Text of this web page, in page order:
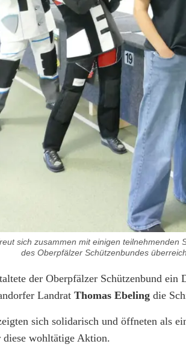
sich zusammen mit einigen
des Oberpfälzer Schützenbundes
der Oberpfälzer Schützenbund
Landrat Thomas Ebeling die
sich solidarisch und öffneten als
diese wohltätige Aktion.